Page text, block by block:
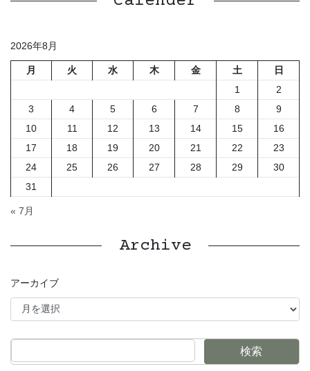
2026年8月
月 火 水 木 金 土
日
1
2
3
4 5 6 7 8
9
10
11 12 13 14 15
16
17
18 19 20 21 22
23
24
25 26 27 28 29
30
31
« 7月
Archive
アーカイブ
検索